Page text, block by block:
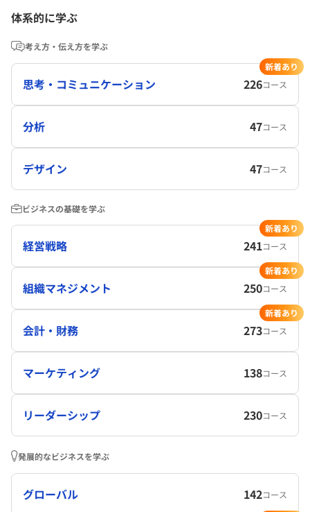
体系的に学ぶ
考え方・伝え方を学ぶ
思考・コミュニケーション 226コース
新着あり
分析 47コース
デザイン 47コース
ビジネスの基礎を学ぶ
経営戦略 241コース
新着あり
組織マネジメント 250コース
新着あり
会計・財務 273コース
新着あり
マーケティング 138コース
リーダーシップ 230コース
発展的なビジネスを学ぶ
グローバル 142コース